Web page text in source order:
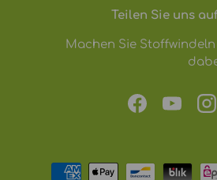
Teilen Sie uns
Machen Sie
FacebookYouTube
Zahlungsmethoden